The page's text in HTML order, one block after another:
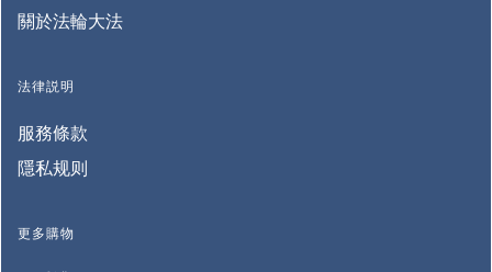
關於法輪大法
法律説明
服務條款
隱私规则
更多購物